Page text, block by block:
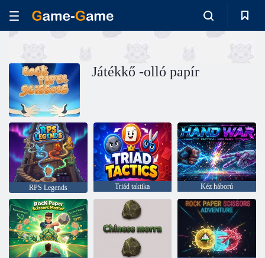
Játékkő -olló papír
RPS Legends Triád taktika Kéz háború